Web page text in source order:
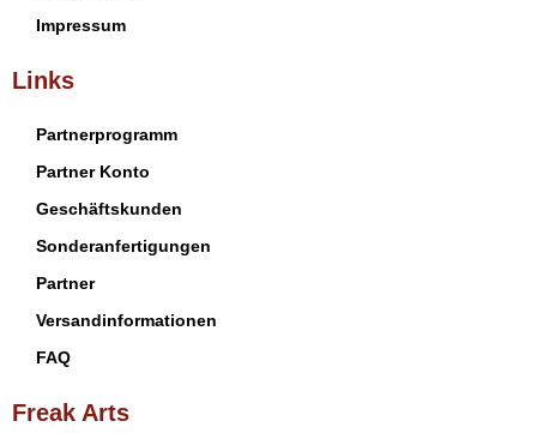
Impressum
Links
Partnerprogramm
Partner Konto
Geschäftskunden
Sonderanfertigungen
Partner
Versandinformationen
FAQ
Freak Arts